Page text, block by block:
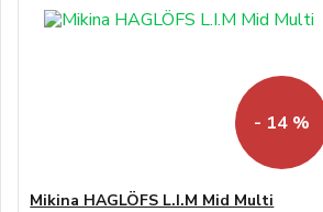
- 14 %
Mikina HAGLÖFS L.I.M Mid Multi